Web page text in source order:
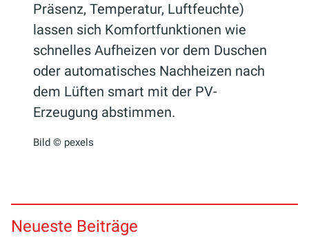
Präsenz, Temperatur, Luftfeuchte)
lassen sich Komfortfunktionen wie
schnelles Aufheizen vor dem Duschen
oder automatisches Nachheizen nach
dem Lüften smart mit der PV-
Erzeugung abstimmen.
Bild © pexels
Neueste Beiträge